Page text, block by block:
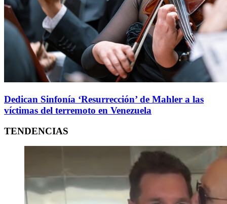
Dedican Sinfonía ‘Resurrección’ de Mahler a las
víctimas del terremoto en Venezuela
TENDENCIAS